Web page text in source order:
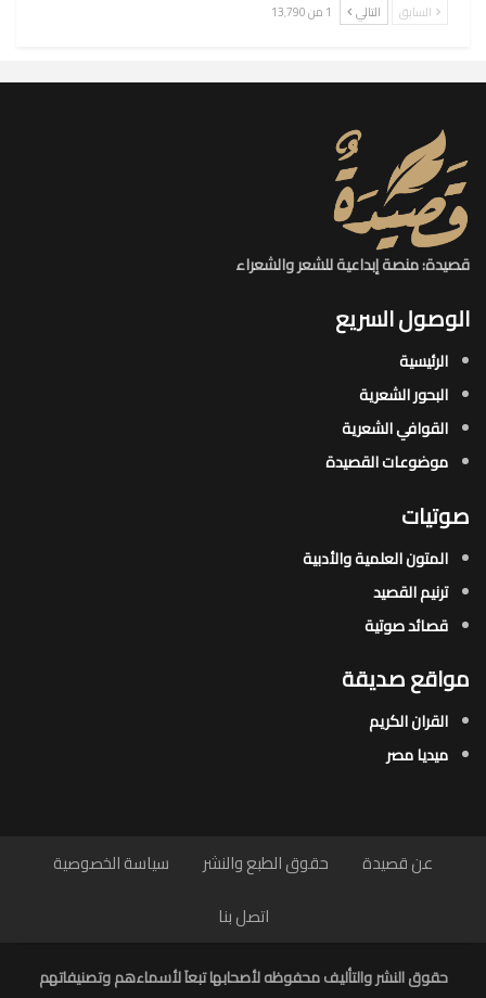
السابق التالي 1 من 13٬790
قصيدة: منصة إبداعية للشعر والشعراء
الوصول السريع
الرئيسية
البحور الشعرية​
القوافي الشعرية​
موضوعات القصيدة​
صوتيات
المتون العلمية والأدبية
ترنيم القصيد
قصائد صوتية
مواقع صديقة
القران الكريم
ميديا مصر
عن قصيدة حقوق الطبع والنشر
سياسة الخصوصية
اتصل بنا
حقوق النشر والتأليف محفوظه لأصحابها تبعاَ لأسماءهم وتصنيفاتهم